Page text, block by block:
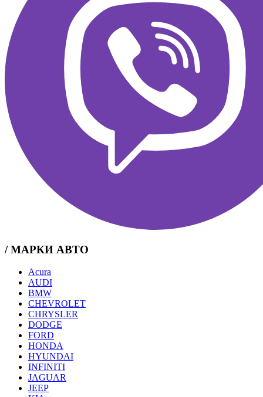
/ МАРКИ АВТО
Acura
AUDI
BMW
CHEVROLET
CHRYSLER
DODGE
FORD
HONDA
HYUNDAI
INFINITI
JAGUAR
JEEP